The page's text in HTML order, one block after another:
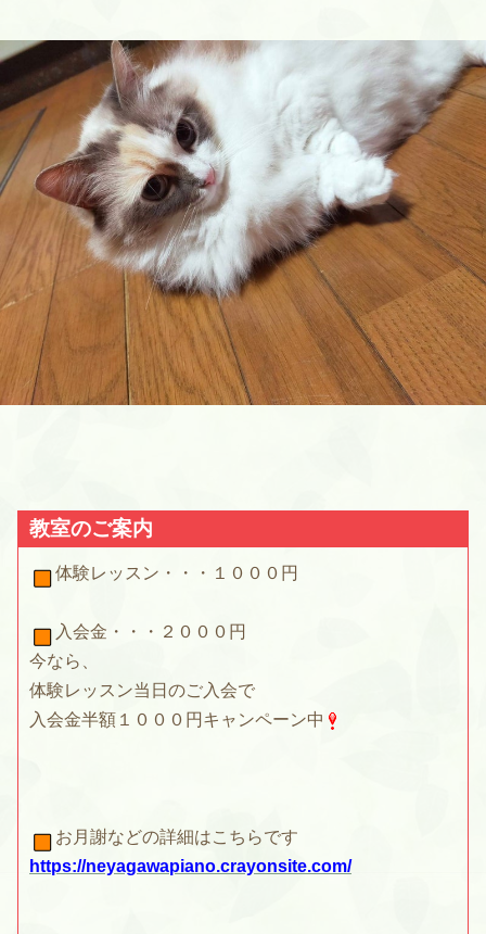
教室のご案内
体験レッスン・・・１０００円
入会金・・・２０００円
今なら、
体験レッスン当日のご入会で
入会金半額１０００円キャンペーン中
お月謝などの詳細はこちらです
https://neyagawapiano.crayonsite.com/